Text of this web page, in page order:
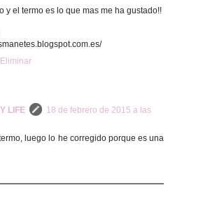
y el termo es lo que mas me ha gustado!!
Eliminar
LIFE
18 de febrero de 2015 a las
luego lo he corregido porque es una